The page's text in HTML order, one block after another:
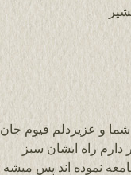
و عزیزدلم قیوم جان
راه ایشان سبز
نموده اند پس میشه